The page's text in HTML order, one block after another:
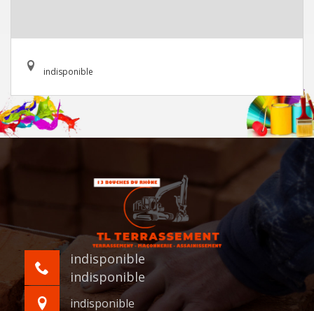
indisponible
indisponible
indisponible
indisponible